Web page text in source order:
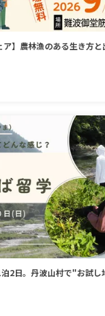
ア】農林漁のある生き方
泊2日。丹波山村で"お試